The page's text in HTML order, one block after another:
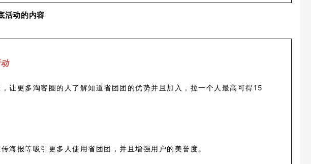
活动的内容
让更多淘客圈的人了解知道省团团的优势并且加入，拉一个人最高可得15
海报等吸引更多人使用省团团，并且增强用户的美誉度。